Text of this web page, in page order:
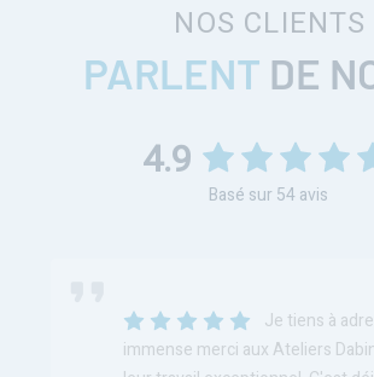
NOS CLIENTS
PARLENT DE
4.9
Basé sur 54 avis
Je tiens à
immense merci aux Ateliers